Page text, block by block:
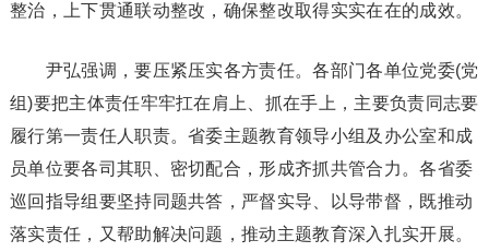
整治，上下贯通联动整改，确保整改取得实实在在的成效。
尹弘强调，要压紧压实各方责任。各部门各单位党委(党
组)要把主体责任牢牢扛在肩上、抓在手上，主要负责同志要
履行第一责任人职责。省委主题教育领导小组及办公室和成
员单位要各司其职、密切配合，形成齐抓共管合力。各省委
巡回指导组要坚持同题共答，严督实导、以导带督，既推动
落实责任，又帮助解决问题，推动主题教育深入扎实开展。